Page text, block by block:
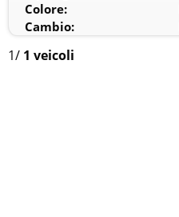
Colore:
Cambio:
1/ 1 veicoli